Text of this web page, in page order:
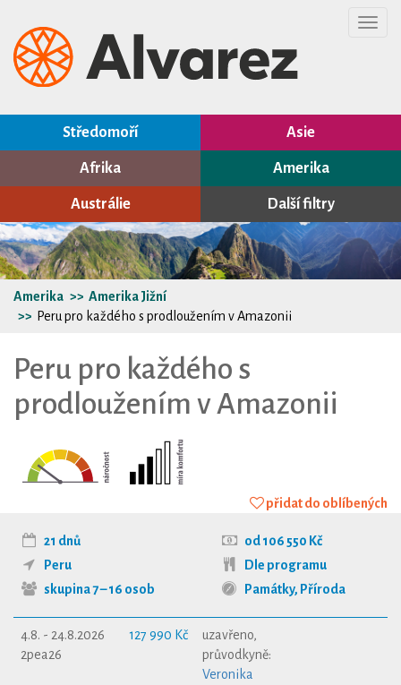
Středomoří Asie
Afrika Amerika
Austrálie Další filtry
Amerika
Amerika Jižní
Peru pro každého s prodloužením v Amazonii
Peru pro každého s
prodloužením v Amazonii
přidat do oblíbených
21 dnů
od 106 550 Kč
Peru
Dle programu
skupina 7 – 16 osob
Památky, Příroda
4.8. - 24.8.2026
2pea26
127 990 Kč
uzavřeno,
průvodkyně:
Veronika